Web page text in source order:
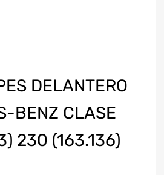
DELANTERO
BENZ CLASE
230 (163.136)